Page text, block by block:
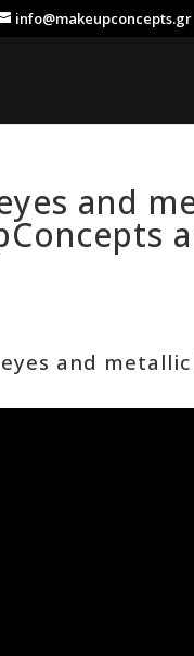
info@makeupconcepts.gr
and
and